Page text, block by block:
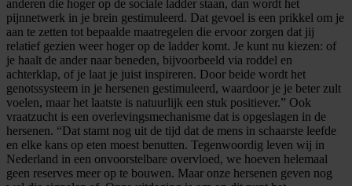
anderen die hoger op de sociale ladder staan, dan wordt het
pijnnetwerk in je brein gestimuleerd. Dat gevoel is een prikkel om je
aan te zetten tot bepaalde maatregelen die ervoor zorgen dat jij
relatief gezien weer hoger op de ladder komt. Je kunt nu kiezen: of
je haalt de ander naar beneden, bijvoorbeeld via roddel en
achterklap, of je laat je juist inspireren. Door beide wordt het
genotssysteem in je hersenen gestimuleerd, waardoor je je beter zult
voelen, maar het laatste is natuurlijk een stuk positiever.” Ook
vraatzucht is een overlevingsmechanisme dat is opgeslagen in de
hersenen. “Dat stamt nog uit de tijd dat de mens in schaarste leefde
en elke kans op eten moest benutten. Tegenwoordig leven wij in
Nederland in een onvoorstelbare overvloed, we hoeven helemaal
geen reserves meer op te bouwen. Maar onze hersenen geven nog